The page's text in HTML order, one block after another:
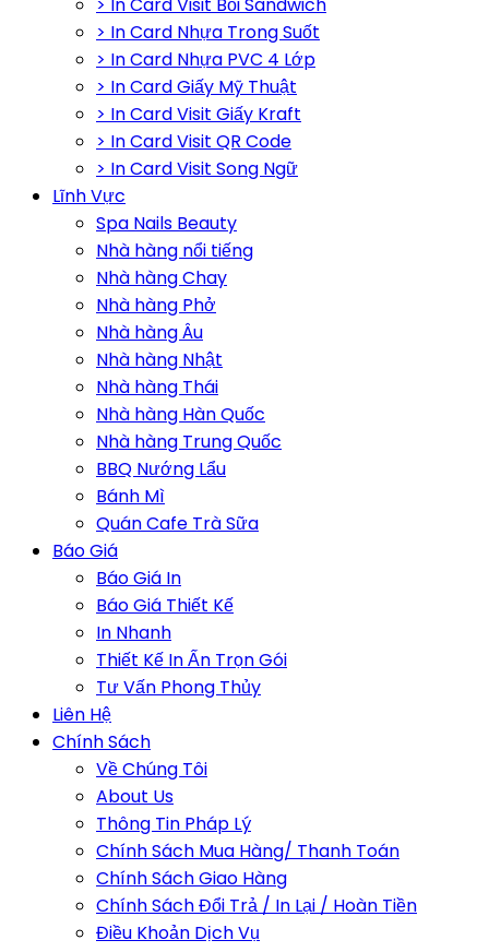
> In Card Visit Bồi Sandwich
> In Card Nhựa Trong Suốt
> In Card Nhựa PVC 4 Lớp
> In Card Giấy Mỹ Thuật
> In Card Visit Giấy Kraft
> In Card Visit QR Code
> In Card Visit Song Ngữ
Lĩnh Vực
Spa Nails Beauty
Nhà hàng nổi tiếng
Nhà hàng Chay
Nhà hàng Phở
Nhà hàng Âu
Nhà hàng Nhật
Nhà hàng Thái
Nhà hàng Hàn Quốc
Nhà hàng Trung Quốc
BBQ Nướng Lẩu
Bánh Mì
Quán Cafe Trà Sữa
Báo Giá
Báo Giá In
Báo Giá Thiết Kế
In Nhanh
Thiết Kế In Ấn Trọn Gói
Tư Vấn Phong Thủy
Liên Hệ
Chính Sách
Về Chúng Tôi
About Us
Thông Tin Pháp Lý
Chính Sách Mua Hàng/ Thanh Toán
Chính Sách Giao Hàng
Chính Sách Đổi Trả / In Lại / Hoàn Tiền
Điều Khoản Dịch Vụ